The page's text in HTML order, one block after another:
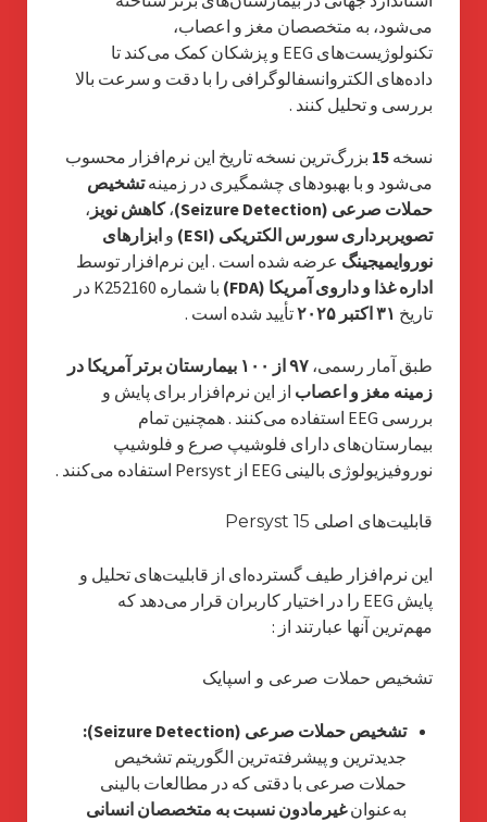
می‌شود، به متخصصان مغز و اعصاب،
تکنولوژیست‌های EEG و پزشکان کمک می‌کند تا
داده‌های الکتروانسفالوگرافی را با دقت و سرعت بالا
بررسی و تحلیل کنند .
نسخه 15 بزرگ‌ترین نسخه تاریخ این نرم‌افزار محسوب
می‌شود و با بهبودهای چشمگیری در زمینهتشخیص
حملات صرعی (Seizure Detection)
،کاهش نویز ،
تصویربرداری سورس الکتریکی (ESI)
و ابزارهای
نوروایمیجینگ عرضه شده است . این نرم‌افزار توسط
اداره غذا و داروی آمریکا (FDA)
با شماره K252160 در
تاریخ ۳۱ اکتبر ۲۰۲۵ تأیید شده است .
طبق آمار رسمی،
۹۷ از ۱۰۰ بیمارستان برتر آمریکا در
زمینه مغز و اعصاب از این نرم‌افزار برای پایش و
بررسی EEG استفاده می‌کنند
. همچنین تمام
بیمارستان‌های دارای فلوشیپ صرع و فلوشیپ
نوروفیزیولوژی بالینی EEG از Persyst استفاده می‌کنند
.
قابلیت‌های اصلی Persyst 15
این نرم‌افزار طیف گسترده‌ای از قابلیت‌های تحلیل و
پایش EEG را در اختیار کاربران قرار می‌دهد که
مهم‌ترین آنها عبارتند از :
تشخیص حملات صرعی و اسپایک
تشخیص حملات صرعی (Seizure Detection):
جدیدترین و پیشرفته‌ترین الگوریتم تشخیص
حملات صرعی با دقتی که در مطالعات بالینی
به‌عنوانغیرمادون نسبت به متخصصان انسانی